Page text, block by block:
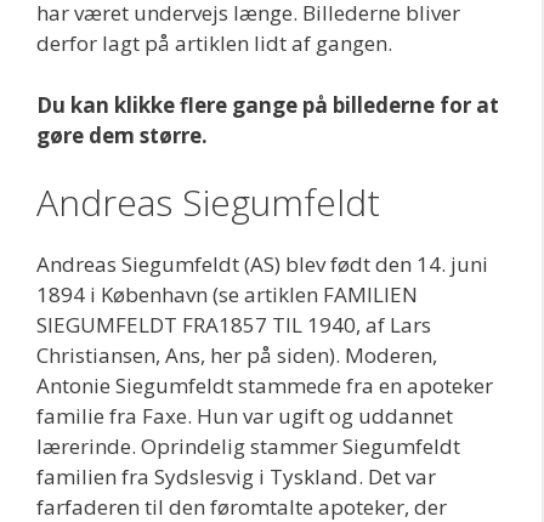
har været undervejs længe. Billederne bliver
derfor lagt på artiklen lidt af gangen.
Du kan klikke flere gange på billederne for at
gøre dem større.
Andreas Siegumfeldt
Andreas Siegumfeldt (AS) blev født den 14. juni
1894 i København (se artiklen FAMILIEN
SIEGUMFELDT FRA1857 TIL 1940, af Lars
Christiansen, Ans, her på siden). Moderen,
Antonie Siegumfeldt stammede fra en apoteker
familie fra Faxe. Hun var ugift og uddannet
lærerinde. Oprindelig stammer Siegumfeldt
familien fra Sydslesvig i Tyskland. Det var
farfaderen til den føromtalte apoteker, der